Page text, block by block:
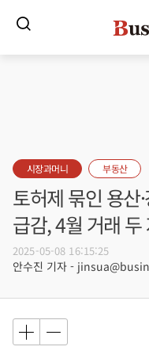
시장과머니 부동산
토허제 묶인 용산
급감, 4월 거래 두
2025-05-08 16:15:25
안수진 기자 -